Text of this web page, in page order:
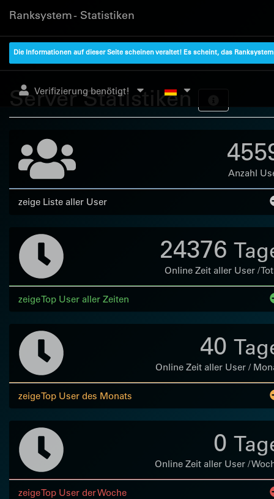
Ranksystem - Statistiken
Die Informationen auf dieser Seite scheinen veraltet! Es scheint, das
Verifizierung benötigt!
Server Statistiken
Anzahl
zeige Liste aller User
24376
Online Zeit aller User /
zeige Top User aller Zeiten
40
Online Zeit aller User /
zeige Top User des Monats
0
Online Zeit aller User /
zeige Top User der Woche